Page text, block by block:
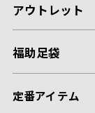
アウトレット
福助足袋
定番アイテム